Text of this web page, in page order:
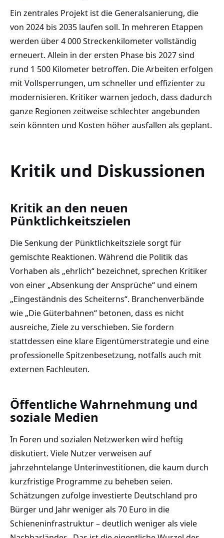
Ein zentrales Projekt ist die Generalsanierung, die
von 2024 bis 2035 laufen soll. In mehreren Etappen
werden über 4 000 Streckenkilometer vollständig
erneuert. Allein in der ersten Phase bis 2027 sind
rund 1 500 Kilometer betroffen. Die Arbeiten erfolgen
mit Vollsperrungen, um schneller und effizienter zu
modernisieren. Kritiker warnen jedoch, dass dadurch
ganze Regionen zeitweise schlechter angebunden
sein könnten und Kosten höher ausfallen als geplant.
Kritik und Diskussionen
Kritik an den neuen
Pünktlichkeitszielen
Die Senkung der Pünktlichkeitsziele sorgt für
gemischte Reaktionen. Während die Politik das
Vorhaben als „ehrlich“ bezeichnet, sprechen Kritiker
von einer „Absenkung der Ansprüche“ und einem
„Eingeständnis des Scheiterns“. Branchenverbände
wie „Die Güterbahnen“ betonen, dass es nicht
ausreiche, Ziele zu verschieben. Sie fordern
stattdessen eine klare Eigentümerstrategie und eine
professionelle Spitzenbesetzung, notfalls auch mit
externen Fachleuten.
Öffentliche Wahrnehmung und
soziale Medien
In Foren und sozialen Netzwerken wird heftig
diskutiert. Viele Nutzer verweisen auf
jahrzehntelange Unterinvestitionen, die kaum durch
kurzfristige Programme zu beheben seien.
Schätzungen zufolge investierte Deutschland pro
Bürger und Jahr weniger als 70 Euro in die
Schieneninfrastruktur – deutlich weniger als viele